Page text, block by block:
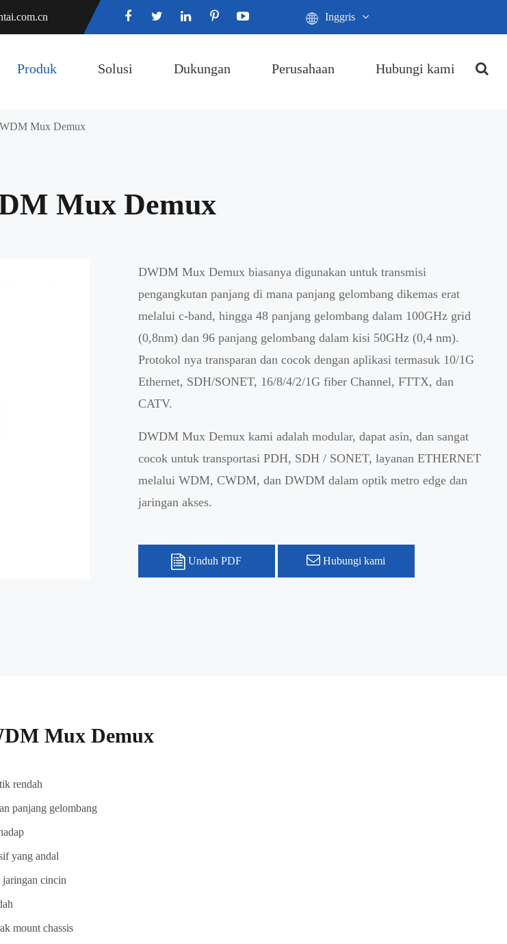
Inggris
Produk Solusi Dukungan Perusahaan Hubungi kami
Mux Demux
Mux Demux
DWDM Mux Demux biasanya digunakan untuk transmisi
pengangkutan panjang di mana panjang gelombang dikemas erat
melalui c-band, hingga 48 panjang gelombang dalam 100GHz grid
(0,8nm) dan 96 panjang gelombang dalam kisi 50GHz (0,4 nm).
Protokol nya transparan dan cocok dengan aplikasi termasuk 10/1G
Ethernet, SDH/SONET, 16/8/4/2/1G fiber Channel, FTTX, dan
CATV.
DWDM Mux Demux kami adalah modular, dapat asin, dan sangat
cocok untuk transportasi PDH, SDH / SONET, layanan ETHERNET
melalui WDM, CWDM, dan DWDM dalam optik metro edge dan
jaringan akses.
Unduh PDF Hubungi kami
Mux Demux
rendah
panjang gelombang
yang andal
cincin
mount chassis